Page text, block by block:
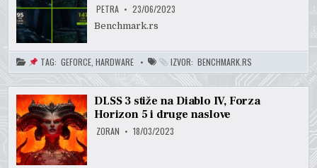
PETRA 23/06/2023
Benchmark.rs
TAG: GEFORCE, HARDWARE IZVOR: BENCHMARK.RS
DLSS 3 stiže na Diablo IV, Forza
Horizon 5 i druge naslove
ZORAN 18/03/2023